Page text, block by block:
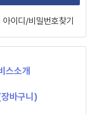
아이디/비밀번호찾기
스소개
바구니)